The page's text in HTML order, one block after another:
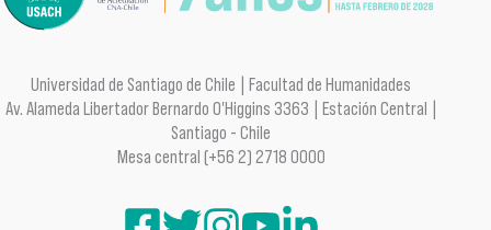
Universidad de Santiago de Chile | Facultad de Humanidades
Av. Alameda Libertador Bernardo O'Higgins 3363 | Estación Central |
Santiago - Chile
Mesa central (+56 2) 2718 0000